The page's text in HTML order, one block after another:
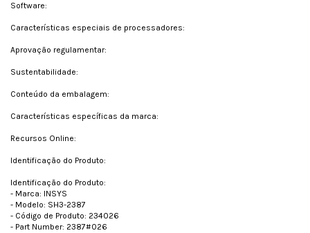
Software:
Características especiais de processadores:
Aprovação regulamentar:
Sustentabilidade:
Conteúdo da embalagem:
Características específicas da marca:
Recursos Online:
Identificação do Produto:
Identificação do Produto:
- Marca: INSYS
- Modelo: SH3-2387
- Código de Produto: 234026
- Part Number: 2387#026